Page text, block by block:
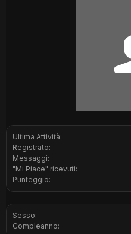
Ultima Attività:
Registrato:
Messaggi:
"Mi Piace" ricevuti:
Punteggio:
Sesso:
Compleanno: